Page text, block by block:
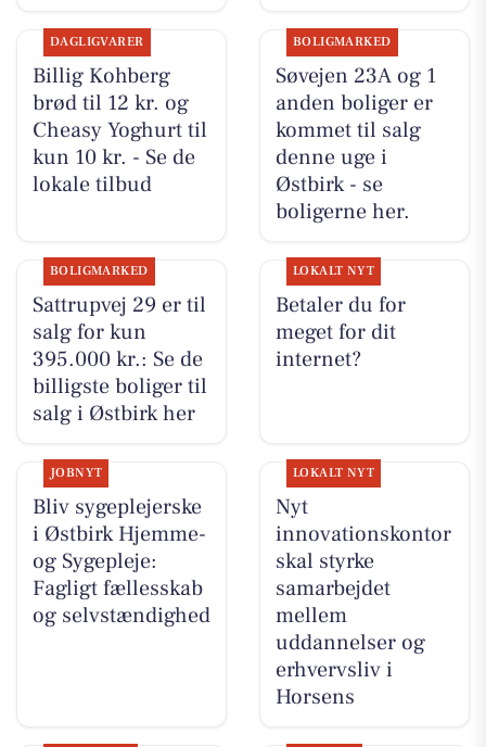
DAGLIGVARER
Billig Kohberg
brød til 12 kr. og
Cheasy Yoghurt til
kun 10 kr. - Se de
lokale tilbud
BOLIGMARKED
Søvejen 23A og 1
anden boliger er
kommet til salg
denne uge i
Østbirk - se
boligerne her.
BOLIGMARKED
Sattrupvej 29 er til
salg for kun
395.000 kr.: Se de
billigste boliger til
salg i Østbirk her
LOKALT NYT
Betaler du for
meget for dit
internet?
JOBNYT
Bliv sygeplejerske
i Østbirk Hjemme-
og Sygepleje:
Fagligt fællesskab
og selvstændighed
LOKALT NYT
Nyt
innovationskontor
skal styrke
samarbejdet
mellem
uddannelser og
erhvervsliv i
Horsens